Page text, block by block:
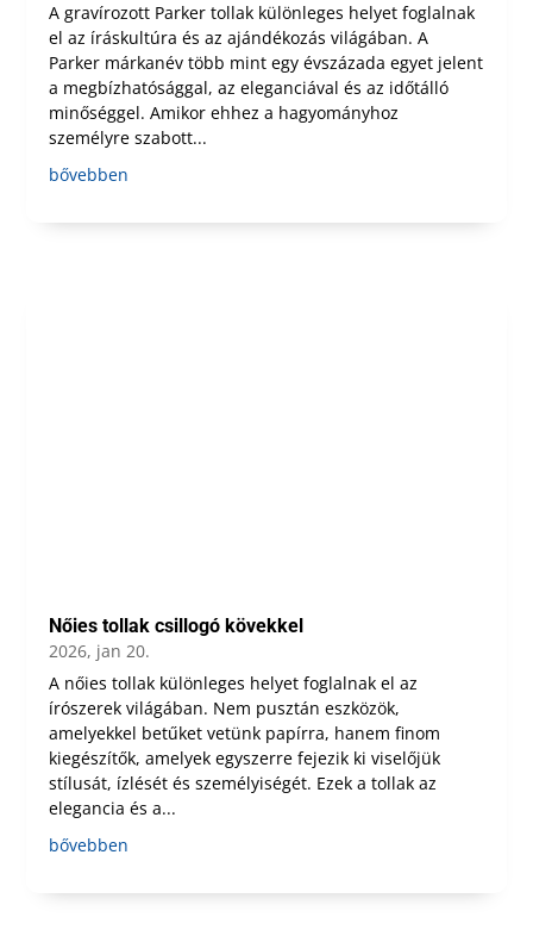
A gravírozott Parker tollak különleges helyet foglalnak
el az íráskultúra és az ajándékozás világában. A
Parker márkanév több mint egy évszázada egyet jelent
a megbízhatósággal, az eleganciával és az időtálló
minőséggel. Amikor ehhez a hagyományhoz
személyre szabott...
bővebben
Nőies tollak csillogó kövekkel
2026, jan 20.
A nőies tollak különleges helyet foglalnak el az
írószerek világában. Nem pusztán eszközök,
amelyekkel betűket vetünk papírra, hanem finom
kiegészítők, amelyek egyszerre fejezik ki viselőjük
stílusát, ízlését és személyiségét. Ezek a tollak az
elegancia és a...
bővebben